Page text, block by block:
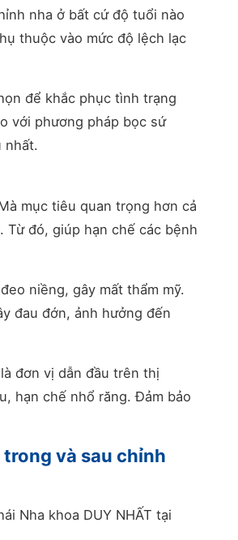
nha ở bất cứ độ tuổi nào
thuộc vào mức độ lệch lạc
để khắc phục tình trạng
với phương pháp bọc sứ
nhất.
mục tiêu quan trọng hơn cả
Từ đó, giúp hạn chế các bệnh
niềng, gây mất thẩm mỹ.
đau đớn, ảnh hưởng đến
đơn vị dẫn đầu trên thị
hạn chế nhổ răng. Đảm bảo
và sau chỉnh
Nha khoa DUY NHẤT tại